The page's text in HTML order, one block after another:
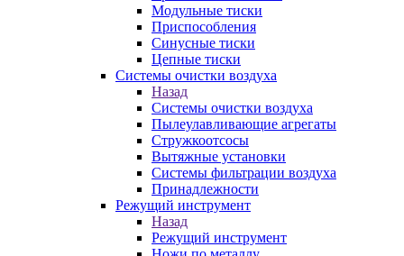
Модульные тиски
Приспособления
Синусные тиски
Цепные тиски
Системы очистки воздуха
Назад
Системы очистки воздуха
Пылеулавливающие агрегаты
Стружкоотсосы
Вытяжные установки
Системы фильтрации воздуха
Принадлежности
Режущий инструмент
Назад
Режущий инструмент